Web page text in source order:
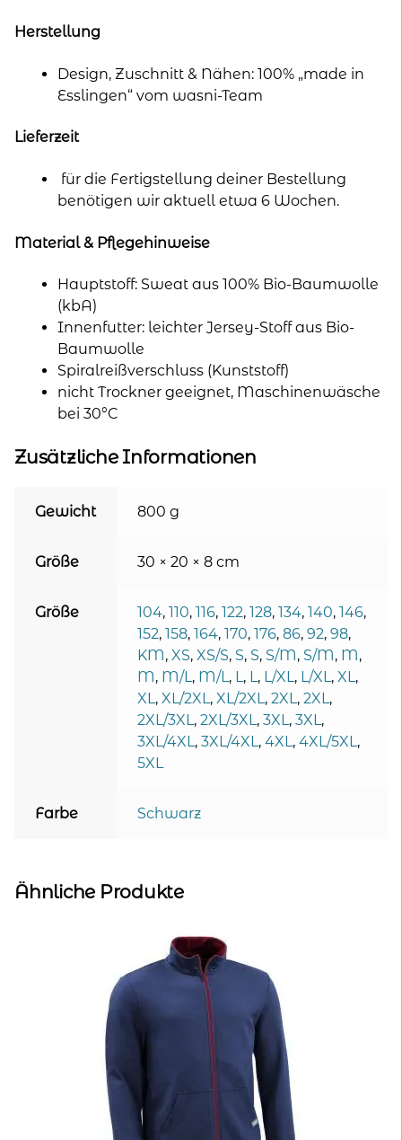
Herstellung
Design, Zuschnitt & Nähen: 100% „made in
Esslingen“ vom wasni-Team
Lieferzeit
für die Fertigstellung deiner Bestellung
benötigen wir aktuell etwa 6 Wochen.
Material & Pflegehinweise
Hauptstoff: Sweat aus 100% Bio-Baumwolle
(kbA)
Innenfutter: leichter Jersey-Stoff aus Bio-
Baumwolle
Spiralreißverschluss (Kunststoff)
nicht Trockner geeignet, Maschinenwäsche
bei 30°C
Zusätzliche Informationen
Gewicht 800 g
Größe 30 × 20 × 8 cm
Größe 104, 110, 116, 122, 128, 134, 140, 146,
152, 158, 164, 170, 176, 86, 92, 98,
KM, XS, XS/S, S, S, S/M, S/M, M,
M, M/L, M/L, L, L, L/XL, L/XL, XL,
XL, XL/2XL, XL/2XL, 2XL, 2XL,
2XL/3XL, 2XL/3XL, 3XL, 3XL,
3XL/4XL, 3XL/4XL, 4XL, 4XL/5XL,
5XL
Farbe Schwarz
Ähnliche Produkte